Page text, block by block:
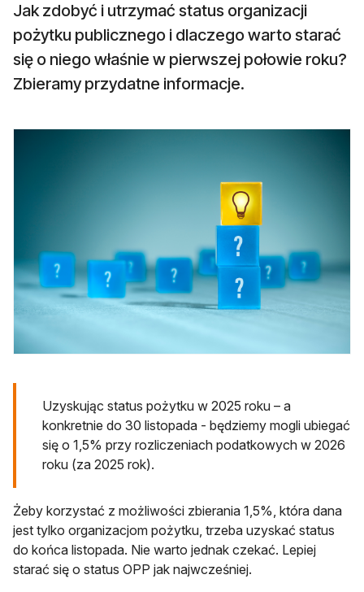
Jak zdobyć i utrzymać status organizacji
pożytku publicznego i dlaczego warto starać
się o niego właśnie w pierwszej połowie roku?
Zbieramy przydatne informacje.
Uzyskując status pożytku w 2025 roku – a
konkretnie do 30 listopada - będziemy mogli ubiegać
się o 1,5% przy rozliczeniach podatkowych w 2026
roku (za 2025 rok).
Żeby korzystać z możliwości zbierania 1,5%, która dana
jest tylko organizacjom pożytku, trzeba uzyskać status
do końca listopada. Nie warto jednak czekać. Lepiej
starać się o status OPP jak najwcześniej.